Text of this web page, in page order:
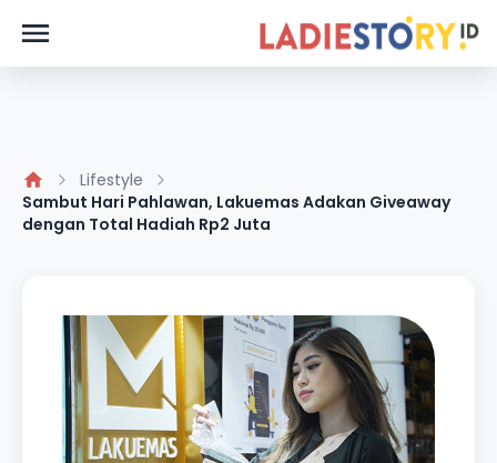
Lifestyle
Sambut Hari Pahlawan, Lakuemas Adakan Giveaway
dengan Total Hadiah Rp2 Juta